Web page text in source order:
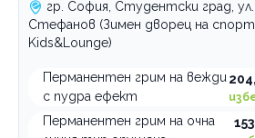
гр. София, Студентски град, ул.
Стефанов (Зимен дворец на
Kids&Lounge)
Перманентен грим на вежди
с пудра ефект
Перманентен грим на очна